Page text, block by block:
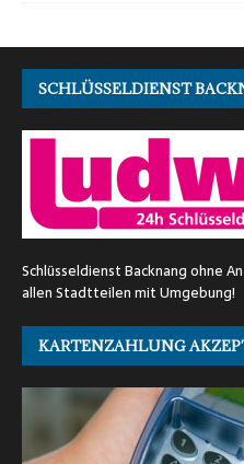
SCHLÜSSELDIENST
Schlüsseldienst Backnang ohne
allen Stadtteilen mit Umgebung!
KARTENZAHLUNG